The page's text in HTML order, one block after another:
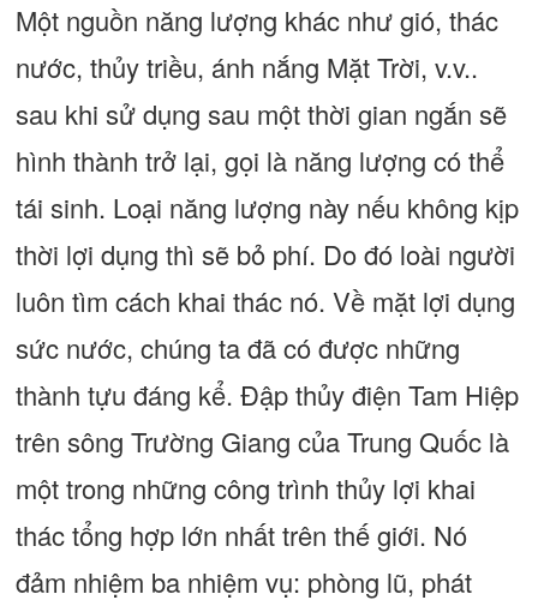
Một nguồn năng lượng khác như gió, thác
nước, thủy triều, ánh nắng Mặt Trời, v.v..
sau khi sử dụng sau một thời gian ngắn sẽ
hình thành trở lại, gọi là năng lượng có thể
tái sinh. Loại năng lượng này nếu không kịp
thời lợi dụng thì sẽ bỏ phí. Do đó loài người
luôn tìm cách khai thác nó. Về mặt lợi dụng
sức nước, chúng ta đã có được những
thành tựu đáng kể. Đập thủy điện Tam Hiệp
trên sông Trường Giang của Trung Quốc là
một trong những công trình thủy lợi khai
thác tổng hợp lớn nhất trên thế giới. Nó
đảm nhiệm ba nhiệm vụ: phòng lũ, phát